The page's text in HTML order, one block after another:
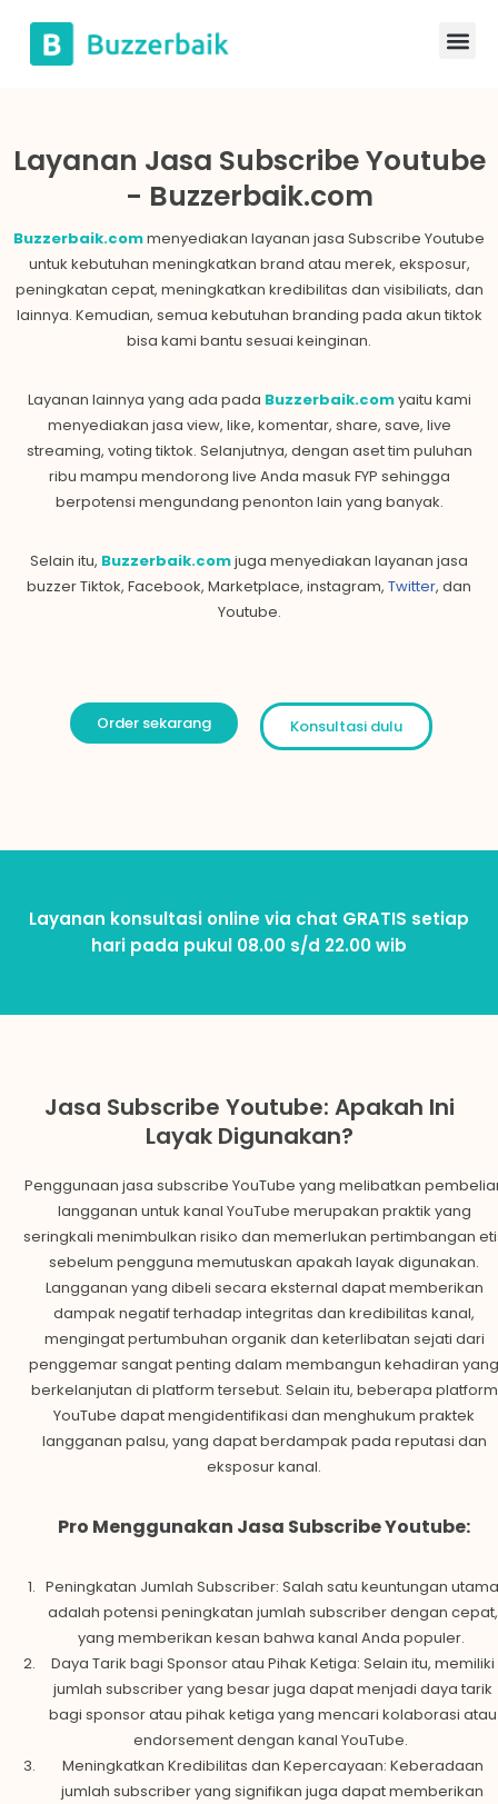
Lompat
Layanan Jasa Subscribe Youtube
- Buzzerbaik.com
Buzzerbaik.commenyediakan layanan jasa Subscribe Youtube
untuk kebutuhan meningkatkan brand atau merek, eksposur,
peningkatan cepat, meningkatkan kredibilitas dan visibiliats, dan
lainnya. Kemudian, semua kebutuhan branding pada akun tiktok
bisa kami bantu sesuai keinginan.
Layanan lainnya yang ada pada Buzzerbaik.comyaitu kami
menyediakan jasa view, like, komentar, share, save, live
streaming, voting tiktok. Selanjutnya, dengan aset tim puluhan
ribu mampu mendorong live Anda masuk FYP sehingga
berpotensi mengundang penonton lain yang banyak.
Selain itu, Buzzerbaik.comjuga menyediakan layanan jasa
buzzer Tiktok, Facebook, Marketplace, instagram, Twitter, dan
Youtube.
Order sekarang Konsultasi dulu
Layanan konsultasi online via chat GRATIS setiap
hari pada pukul 08.00 s/d 22.00 wib
Jasa Subscribe Youtube: Apakah Ini
Layak Digunakan?
Penggunaan jasa subscribe YouTube yang melibatkan
langganan untuk kanal YouTube merupakan praktik yang
seringkali menimbulkan risiko dan memerlukan pertimbangan
sebelum pengguna memutuskan apakah layak digunakan.
Langganan yang dibeli secara eksternal dapat memberikan
dampak negatif terhadap integritas dan kredibilitas kanal,
mengingat pertumbuhan organik dan keterlibatan sejati dari
penggemar sangat penting dalam membangun kehadiran
berkelanjutan di platform tersebut. Selain itu, beberapa platform
YouTube dapat mengidentifikasi dan menghukum praktek
langganan palsu, yang dapat berdampak pada reputasi dan
eksposur kanal.
Pro Menggunakan Jasa Subscribe Youtube:
Peningkatan Jumlah Subscriber: Salah satu keuntungan
adalah potensi peningkatan jumlah subscriber dengan cepat,
yang memberikan kesan bahwa kanal Anda populer.
Daya Tarik bagi Sponsor atau Pihak Ketiga: Selain itu, memiliki
jumlah subscriber yang besar juga dapat menjadi daya tarik
bagi sponsor atau pihak ketiga yang mencari kolaborasi atau
endorsement dengan kanal YouTube.
Meningkatkan Kredibilitas dan Kepercayaan: Keberadaan
jumlah subscriber yang signifikan juga dapat memberikan